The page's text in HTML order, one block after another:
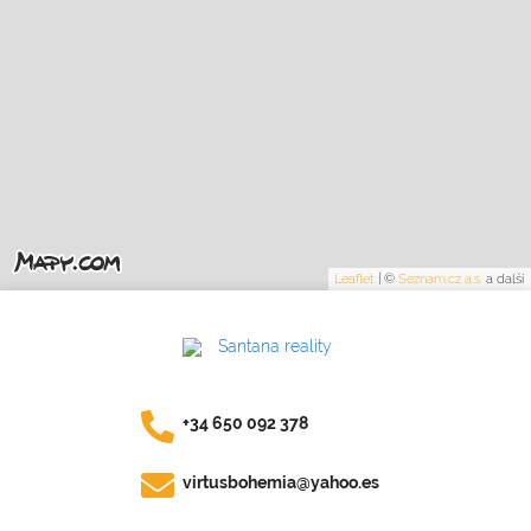
Leaflet ©Seznam.cz a.s. a další
+34 650 092 378
virtusbohemia@yahoo.es